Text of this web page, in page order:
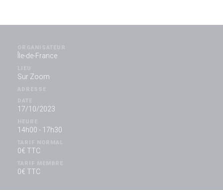
Île-de-France
Sur Zoom
17/10/2023
14h00 - 17h30
0€ TTC
0€ TTC